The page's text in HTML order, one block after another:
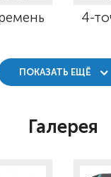
4-
ПОКАЗАТЬ ЕЩЁ
Галерея